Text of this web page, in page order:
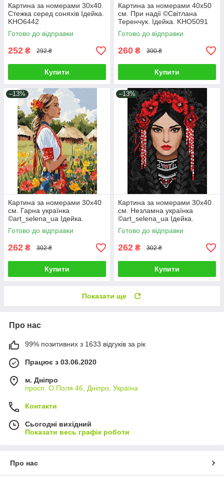
Картина за номерами 30х40.
Стежка серед соняхів Ідейка.
KHO6442
Готово до відправки
252 ₴ 292 ₴
Купити
Картина за номерами 40х50
см. При надії ©Світлана
Теренчук. Ідейка. KHO5091
Готово до відправки
260 ₴ 300 ₴
Купити
–13%
Картина за номерами 30х40
см. Гарна українка
©art_selena_ua Ідейка.
KHO8485
Готово до відправки
262 ₴ 302 ₴
Купити
–13%
Картина за номерами 30х40
см. Незламна українка
©art_selena_ua Ідейка.
KHO8604
Готово до відправки
262 ₴ 302 ₴
Купити
Показати ще
Про нас
99% позитивних з 1633 відгуків за рік
Працює з 03.06.2020
м. Дніпро
просп. О.Поля 46, Дніпро, Україна
Контакти
Сьогодні вихідний
Показати весь графік роботи
Про нас